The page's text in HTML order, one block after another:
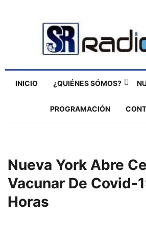
INICIO ¿QUIÉNES SÓMOS?
PROGRAMACIÓN
Nueva York Abre
Vacunar De Covid-
Horas